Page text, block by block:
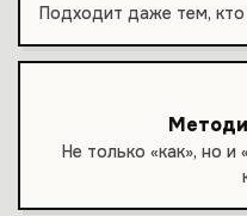
Подходит даже тем, кто
Не только «как», но и